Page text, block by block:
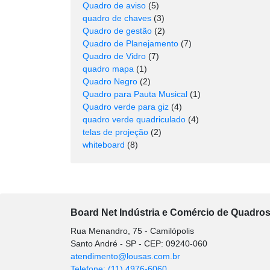
Quadro de aviso (5)
quadro de chaves (3)
Quadro de gestão (2)
Quadro de Planejamento (7)
Quadro de Vidro (7)
quadro mapa (1)
Quadro Negro (2)
Quadro para Pauta Musical (1)
Quadro verde para giz (4)
quadro verde quadriculado (4)
telas de projeção (2)
whiteboard (8)
Board Net Indústria e Comércio de
Rua Menandro, 75 - Camilópolis
Santo André - SP - CEP: 09240-060
atendimento@lousas.com.br